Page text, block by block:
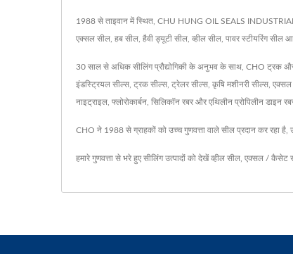
1988 से ताइवान में स्थित, CHU HUNG OIL SEALS INDUSTRIAL
एक्सल सील, हब सील, हैवी ड्यूटी सील, व्हील सील, पावर स्टीयरिंग सील
30 साल से अधिक सीलिंग प्रौद्योगिकी के अनुभव के साथ, CHO ट्रक
इंडस्ट्रियल सील्स, ट्रक सील्स, ट्रेलर सील्स, कृषि मशीनरी सील्स, एक्सल
नाइट्राइल, फ्लोरोकार्बन, सिलिकॉन रबर और एथिलीन प्रोपिलीन डाइन
CHO ने 1988 से ग्राहकों को उच्च गुणवत्ता वाले सील प्रदान कर रहा है,
हमारे गुणवत्ता से भरे हुए सीलिंग उत्पादों को देखेंव्हील सील एक्सल / कैसेट